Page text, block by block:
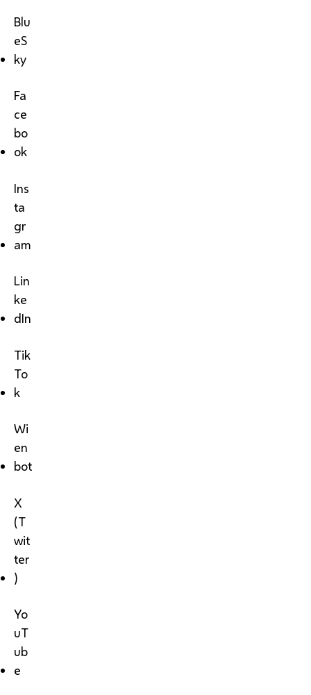
Blu
eS
ky
Fa
ce
bo
ok
Ins
ta
gr
am
Lin
ke
dIn
Tik
To
k
Wi
en
bot
X
(T
wit
ter
)
Yo
uT
ub
e